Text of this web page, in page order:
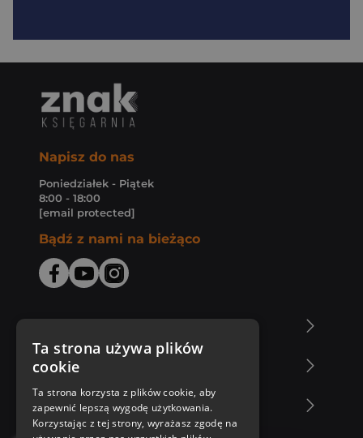
Napisz do nas
Poniedziałek - Piątek
8:00 - 18:00
[email protected]
Bądź z nami na bieżąco
Zakupy u nas
Nasza oferta
Ta strona używa plików
cookie
Ta strona korzysta z plików cookie, aby
zapewnić lepszą wygodę użytkowania.
Korzystając z tej strony, wyrażasz zgodę na